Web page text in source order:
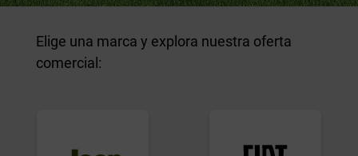
Elige una marca y explora nuestra oferta
comercial: